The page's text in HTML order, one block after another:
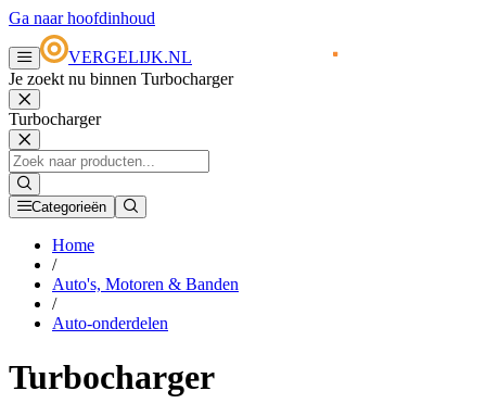
Ga naar hoofdinhoud
VERGELIJK.NL
Je zoekt nu binnen Turbocharger
Turbocharger
Categorieën
Home
/
Auto's, Motoren & Banden
/
Auto-onderdelen
Turbocharger